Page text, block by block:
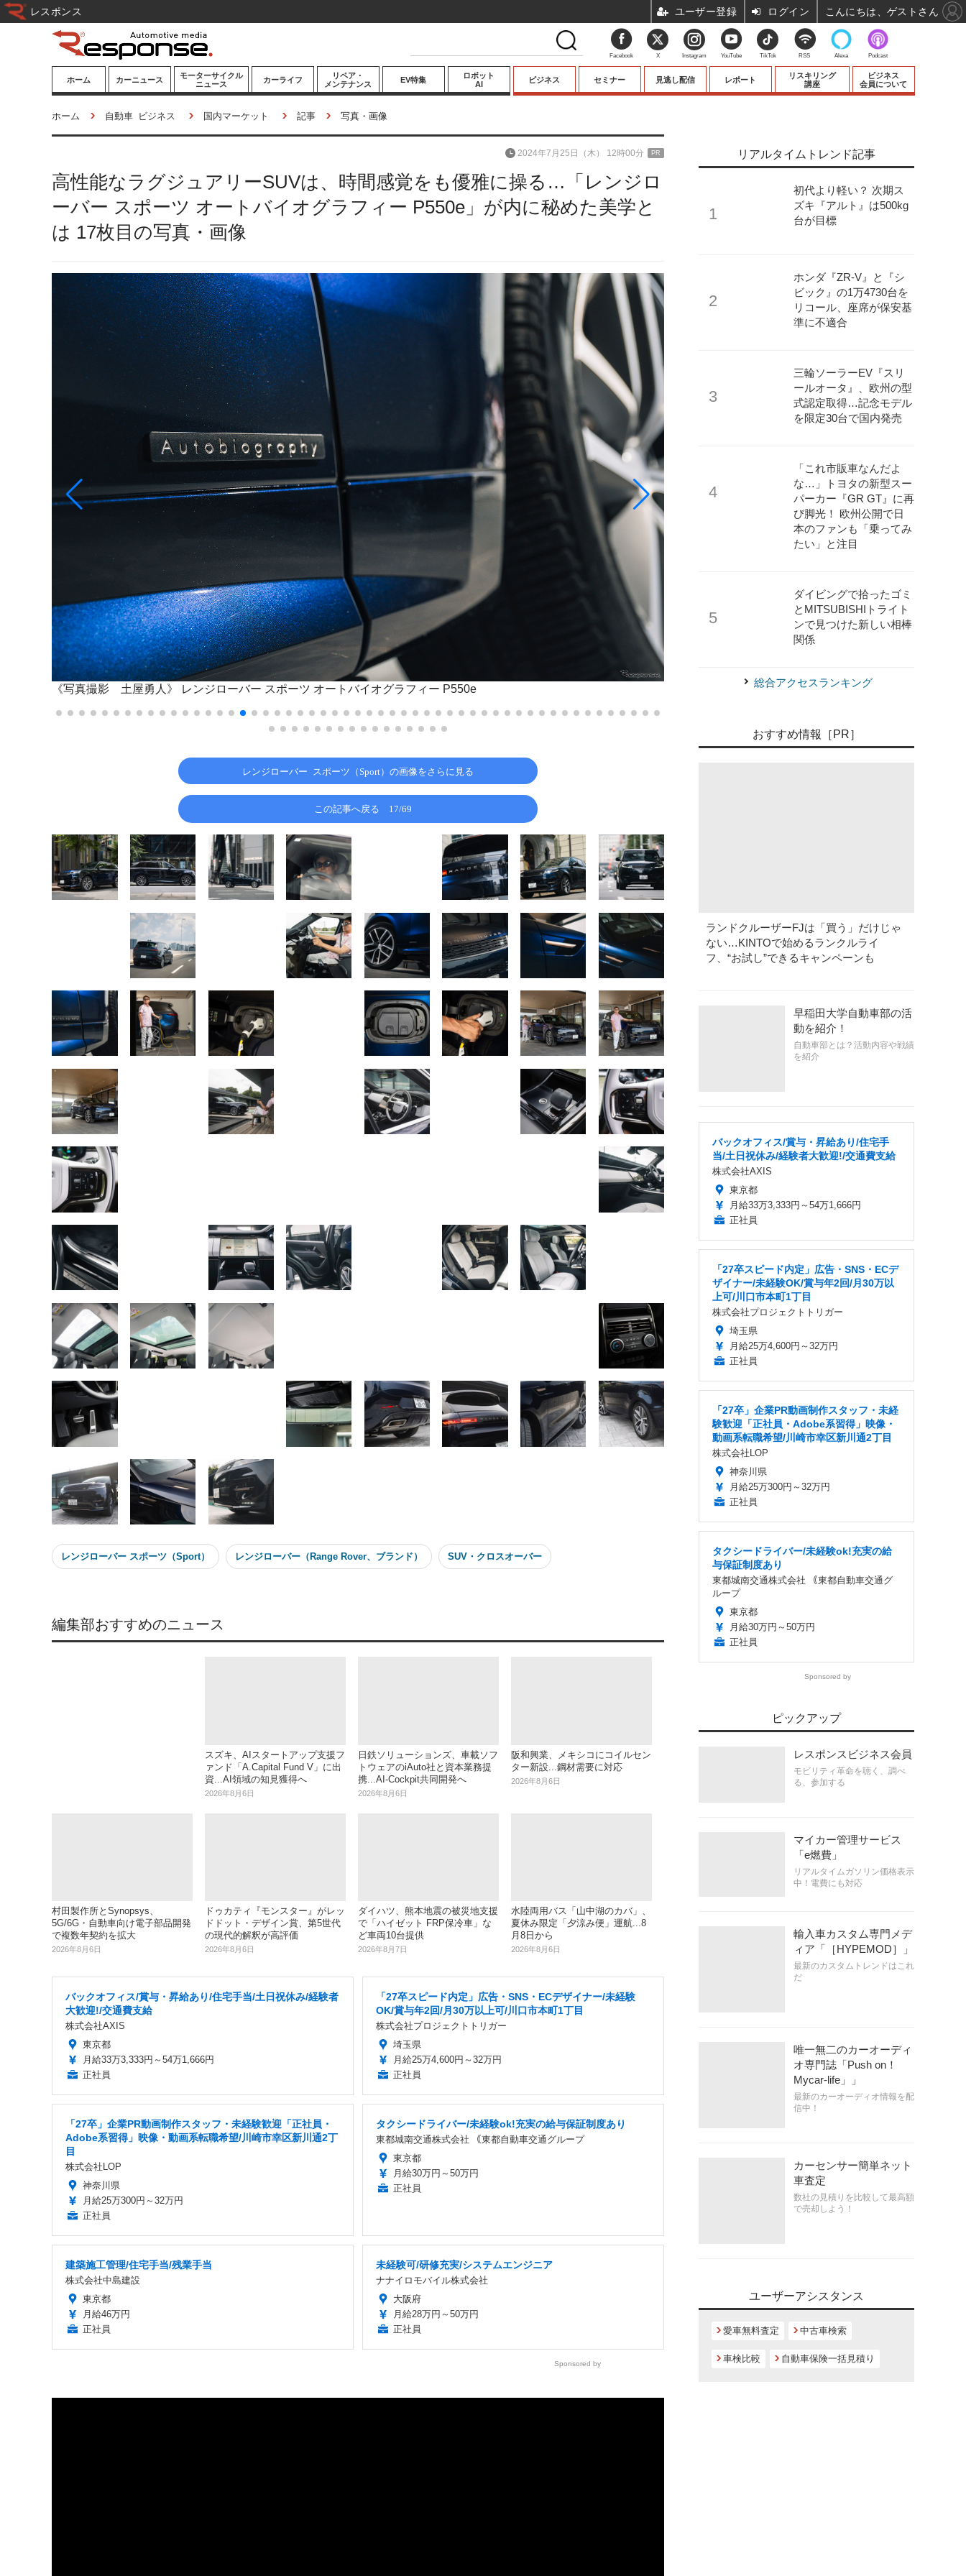
ホーム カーニュース
鉄道
船舶
航空
モーターサイクル
ニュース
カーライフ
モータースポー
ツ/エンタメ
リペア・
メンテナンス
EV特集
ロボット
AI
ビジネス
テクノロジー
キーパーソンイ
ンタビュー
セミナー 見逃し配信 レポート
リスキリング
講座
ビジネス
会員について
ホーム 自動車 ビジネス 国内マーケット 記事 写真・画像
高性能なラグジュアリーSUVは、時間感覚をも優雅に操る…「レンジロ
ーバー スポーツ オートバイオグラフィー P550e」が内に秘めた美学と
は 17枚目の写真・画像
2024年7月25日（木） 12時00分 PR
《写真撮影 土屋勇人》 レンジローバー スポーツ オートバイオグラフィー P550e 《写真撮影 土屋勇人》 レンジローバー スポーツ オー
レンジローバー スポーツ（Sport）の画像をさらに見る
この記事へ戻る 17/69
レンジローバー スポーツ（Sport） レンジローバー（Range Rover、ブランド） SUV・クロスオーバー
編集部おすすめのニュース
スズキ、AIスタートアップ支援フ
ァンド「A.Capital Fund V」に出
資...AI領域の知見獲得へ
2026年8月6日
日鉄ソリューションズ、車載ソフ
トウェアのiAuto社と資本業務提
携...AI-Cockpit共同開発へ
2026年8月6日
阪和興業、メキシコにコイルセン
ター新設...鋼材需要に対応
2026年8月6日
村田製作所とSynopsys、
5G/6G・自動車向け電子部品開発
で複数年契約を拡大
2026年8月6日
ドゥカティ『モンスター』がレッ
ドドット・デザイン賞、第5世代
の現代的解釈が高評価
2026年8月6日
ダイハツ、熊本地震の被災地支援
で「ハイゼット FRP保冷車」な
ど車両10台提供
2026年8月7日
水陸両用バス「山中湖のカバ」、
夏休み限定「夕涼み便」運航...8
月8日から
2026年8月6日
バックオフィス/賞与・昇給あり/住宅手当/土日祝休み/経験者
大歓迎!/交通費支給
株式会社AXIS
東京都
月給33万3,333円～54万1,666円
正社員
「27卒スピード内定」広告・SNS・ECデザイナー/未経験
OK/賞与年2回/月30万以上可/川口市本町1丁目
株式会社プロジェクトトリガー
埼玉県
月給25万4,600円～32万円
正社員
「27卒」企業PR動画制作スタッフ・未経験歓迎「正社員・
Adobe系習得」映像・動画系転職希望/川崎市幸区新川通2丁
目
株式会社LOP
神奈川県
月給25万300円～32万円
正社員
タクシードライバー/未経験ok!充実の給与保証制度あり
東都城南交通株式会社 ｟東都自動車交通グループ
東京都
月給30万円～50万円
正社員
建築施工管理/住宅手当/残業手当
株式会社中島建設
東京都
月給46万円
正社員
未経験可/研修充実/システムエンジニア
ナナイロモバイル株式会社
大阪府
月給28万円～50万円
正社員
Sponsored by
リアルタイムトレンド記事
初代より軽い？ 次期ス
ズキ『アルト』は500kg
台が目標
ホンダ『ZR-V』と『シ
ビック』の1万4730台を
リコール、座席が保安基
準に不適合
三輪ソーラーEV『スリ
ールオータ』、欧州の型
式認定取得…記念モデル
を限定30台で国内発売
「これ市販車なんだよ
な…」トヨタの新型スー
パーカー『GR GT』に再
び脚光！ 欧州公開で日
本のファンも「乗ってみ
たい」と注目
ダイビングで拾ったゴミ
とMITSUBISHIトライト
ンで見つけた新しい相棒
関係
総合アクセスランキング
おすすめ情報［PR］
ランドクルーザーFJは「買う」だけじゃ
ない…KINTOで始めるランクルライ
フ、“お試し”できるキャンペーンも
早稲田大学自動車部の活
動を紹介！
自動車部とは？活動内容や戦績
を紹介
バックオフィス/賞与・昇給あり/住宅手
当/土日祝休み/経験者大歓迎!/交通費支給
株式会社AXIS
東京都
月給33万3,333円～54万1,666円
正社員
「27卒スピード内定」広告・SNS・ECデ
ザイナー/未経験OK/賞与年2回/月30万以
上可/川口市本町1丁目
株式会社プロジェクトトリガー
埼玉県
月給25万4,600円～32万円
正社員
「27卒」企業PR動画制作スタッフ・未経
験歓迎「正社員・Adobe系習得」映像・
動画系転職希望/川崎市幸区新川通2丁目
株式会社LOP
神奈川県
月給25万300円～32万円
正社員
タクシードライバー/未経験ok!充実の給
与保証制度あり
東都城南交通株式会社 ｟東都自動車交通グ
ループ
東京都
月給30万円～50万円
正社員
Sponsored by
ピックアップ
レスポンスビジネス会員
モビリティ革命を聴く、調べ
る、参加する
マイカー管理サービス
「e燃費」
リアルタイムガソリン価格表示
中！電費にも対応
輸入車カスタム専門メデ
ィア「［HYPEMOD］」
最新のカスタムトレンドはこれ
だ
唯一無二のカーオーディ
オ専門誌「Push on！
Mycar-life」」
最新のカーオーディオ情報を配
信中！
カーセンサー簡単ネット
車査定
数社の見積りを比較して最高額
で売却しよう！
ユーザーアシスタンス
愛車無料査定 中古車検索
車検比較 自動車保険一括見積り
Facebook X Instagram YouTube TikTok RSS Alexa Podcast
レスポンス ユーザー登録 ログイン こんにちは、ゲストさん